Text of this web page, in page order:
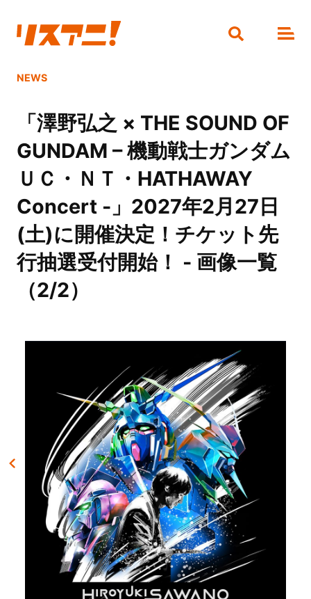
NEWS
「澤野弘之 × THE SOUND OF
GUNDAM – 機動戦士ガンダム
ＵＣ・ＮＴ・HATHAWAY
Concert -」2027年2月27日
(土)に開催決定！チケット先
行抽選受付開始！ - 画像一覧
（2/2）